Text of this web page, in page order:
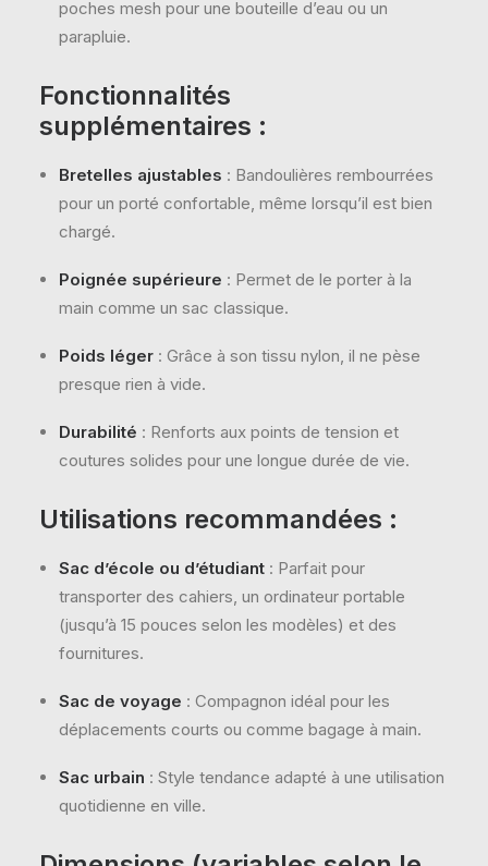
poches mesh pour une bouteille d’eau ou un
parapluie.
Fonctionnalités
supplémentaires :
Bretelles ajustables : Bandoulières rembourrées
pour un porté confortable, même lorsqu’il est bien
chargé.
Poignée supérieure : Permet de le porter à la
main comme un sac classique.
Poids léger : Grâce à son tissu nylon, il ne pèse
presque rien à vide.
Durabilité : Renforts aux points de tension et
coutures solides pour une longue durée de vie.
Utilisations recommandées :
Sac d’école ou d’étudiant : Parfait pour
transporter des cahiers, un ordinateur portable
(jusqu’à 15 pouces selon les modèles) et des
fournitures.
Sac de voyage : Compagnon idéal pour les
déplacements courts ou comme bagage à main.
Sac urbain : Style tendance adapté à une utilisation
quotidienne en ville.